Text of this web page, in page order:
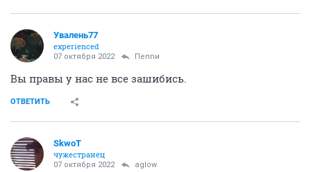
Увалень77
experienced
07 октября 2022 Пепnи
Вы правы у нас не все зашибись.
ОТВЕТИТЬ
SkwоT
чужестранец
07 октября 2022 aglow